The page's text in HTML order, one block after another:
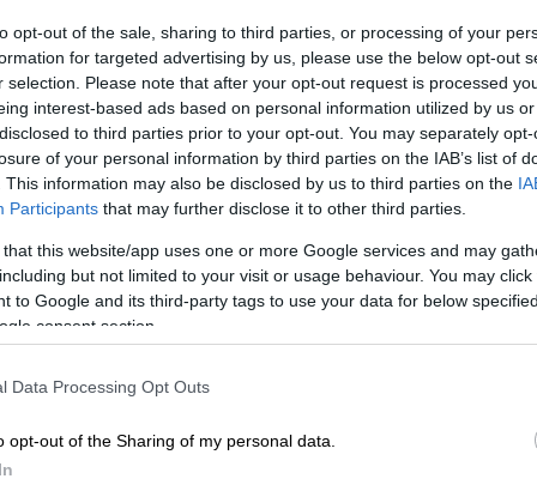
opt-out of the sale, sharing to third parties, or processing of your
for targeted advertising by us, please use the below opt-out
selection. Please note that after your opt-out request is processed
interest-based ads based on personal information utilized by us
to third parties prior to your opt-out. You may separately
of your personal information by third parties on the IAB’s list of
This information may also be disclosed by us to third parties on the
Participants that may further disclose it to other third parties.
that this website/app uses one or more Google services and may
but not limited to your visit or usage behaviour. You may
to Google and its third-party tags to use your data for below
consent section.
Data Processing Opt Outs
opt-out of the Sharing of my personal data.
που πραγματοποιήθηκε τη Δευτέρα
από την προεδρία του συλλόγου. Η
ο ίδιος επικαλέστηκε αυξημένες
επιτρέπουν να συνεχίσει στα
αναλαμβάνει ο Νίκος
ευρεία πλειοψηφία, συγκεντρώνοντας
στον Α.Σ. ΠΑΟΚ. Μέχρι πρόσφατα
κολύμβησης, ενώ στο παρελθόν
της Εθνικής Ελλάδας στην κολύμβηση.
λειτουργία του τμήματος,
του.